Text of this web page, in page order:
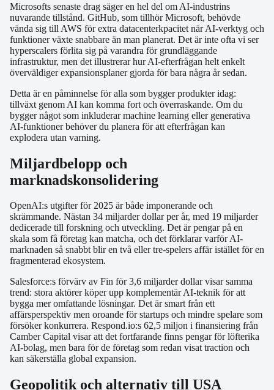
Microsofts senaste drag säger en hel del om AI-industrins
nuvarande tillstånd. GitHub, som tillhör Microsoft, behövde
vända sig till AWS för extra datacenterkpacitet när AI-verktyg och
funktioner växte snabbare än man planerat. Det är inte ofta vi ser
hyperscalers förlita sig på varandra för grundläggande
infrastruktur, men det illustrerar hur AI-efterfrågan helt enkelt
överväldiger expansionsplaner gjorda för bara några år sedan.
Detta är en påminnelse för alla som bygger produkter idag:
tillväxt genom AI kan komma fort och överraskande. Om du
bygger något som inkluderar machine learning eller generativa
AI-funktioner behöver du planera för att efterfrågan kan
explodera utan varning.
Miljardbelopp och
marknadskonsolidering
OpenAI:s utgifter för 2025 är både imponerande och
skrämmande. Nästan 34 miljarder dollar per år, med 19 miljarder
dedicerade till forskning och utveckling. Det är pengar på en
skala som få företag kan matcha, och det förklarar varför AI-
marknaden så snabbt blir en två eller tre-spelers affär istället för en
fragmenterad ekosystem.
Salesforce:s förvärv av Fin för 3,6 miljarder dollar visar samma
trend: stora aktörer köper upp komplementär AI-teknik för att
bygga mer omfattande lösningar. Det är smart från ett
affärsperspektiv men oroande för startups och mindre spelare som
försöker konkurrera. Respond.io:s 62,5 miljon i finansiering från
Camber Capital visar att det fortfarande finns pengar för löfterika
AI-bolag, men bara för de företag som redan visat traction och
kan säkerställa global expansion.
Geopolitik och alternativ till USA